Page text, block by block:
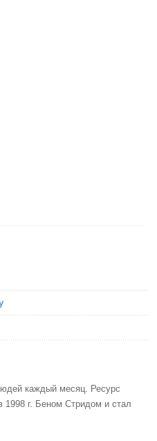
каждый месяц. Ресурс
1998 г. Беном Стридом и стал